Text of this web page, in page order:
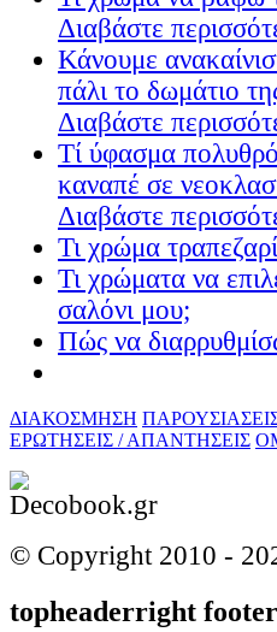
Διαβάστε
Κάνουμε
πάλι το δωμάτιο
Διαβάστε
Τί ύφασμα
καναπέ σε
Διαβάστε
Τι χρώμα
Τι χρώματα να
σαλόνι μου;
Πώς να
ΔΙΑΚΟΣΜΗΣΗ
ΕΡΩΤΗΣΕΙΣ / ΑΠΑΝΤΗΣΕΙΣ
© Copyright 2010 -
topheaderright footer